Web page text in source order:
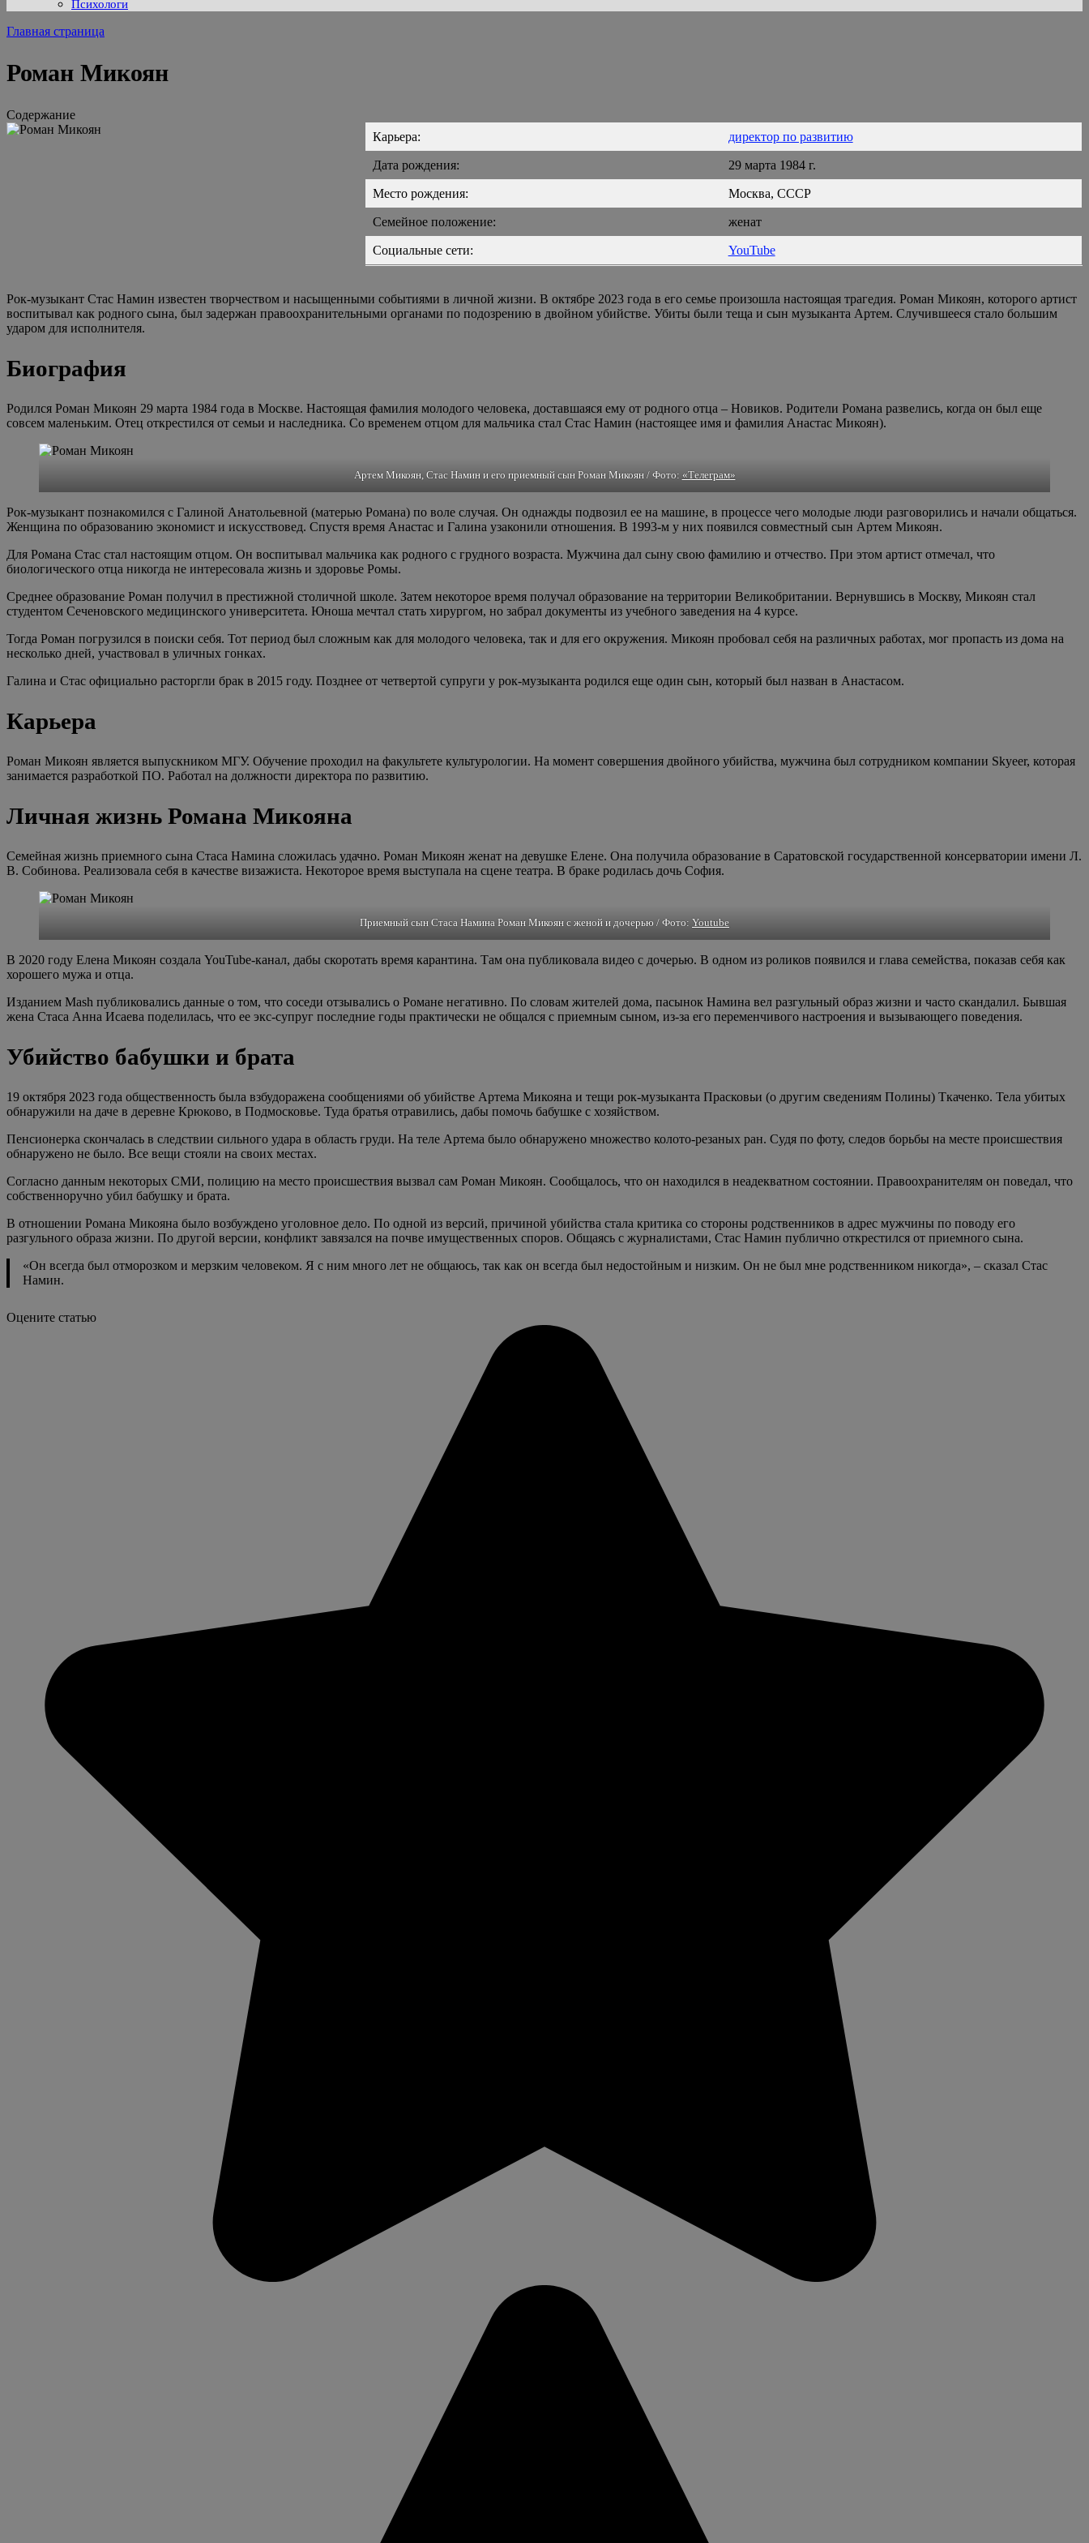
Психологи
Главная страница
Роман Микоян
Содержание
Карьера:
директор по развитию
Дата рождения: 29 марта 1984 г.
Место рождения: Москва, СССР
Семейное положение: женат
Социальные сети: YouTube
Рок-музыкант Стас Намин известен творчеством и насыщенными событиями в личной жизни. В октябре 2023 года в его семье произошла настоящая трагедия. Роман Микоян, которого артист
воспитывал как родного сына, был задержан правоохранительными органами по подозрению в двойном убийстве. Убиты были теща и сын музыканта Артем. Случившееся стало большим
ударом для исполнителя.
Биография
Родился Роман Микоян 29 марта 1984 года в Москве. Настоящая фамилия молодого человека, доставшаяся ему от родного отца – Новиков. Родители Романа развелись, когда он был еще
совсем маленьким. Отец открестился от семьи и наследника. Со временем отцом для мальчика стал Стас Намин (настоящее имя и фамилия Анастас Микоян).
Артем Микоян, Стас Намин и его приемный сын Роман Микоян / Фото: «Телеграм»
Рок-музыкант познакомился с Галиной Анатольевной (матерью Романа) по воле случая. Он однажды подвозил ее на машине, в процессе чего молодые люди разговорились и начали общаться.
Женщина по образованию экономист и искусствовед. Спустя время Анастас и Галина узаконили отношения. В 1993-м у них появился совместный сын Артем Микоян.
Для Романа Стас стал настоящим отцом. Он воспитывал мальчика как родного с грудного возраста. Мужчина дал сыну свою фамилию и отчество. При этом артист отмечал, что
биологического отца никогда не интересовала жизнь и здоровье Ромы.
Среднее образование Роман получил в престижной столичной школе. Затем некоторое время получал образование на территории Великобритании. Вернувшись в Москву, Микоян стал
студентом Сеченовского медицинского университета. Юноша мечтал стать хирургом, но забрал документы из учебного заведения на 4 курсе.
Тогда Роман погрузился в поиски себя. Тот период был сложным как для молодого человека, так и для его окружения. Микоян пробовал себя на различных работах, мог пропасть из дома на
несколько дней, участвовал в уличных гонках.
Галина и Стас официально расторгли брак в 2015 году. Позднее от четвертой супруги у рок-музыканта родился еще один сын, который был назван в Анастасом.
Карьера
Роман Микоян является выпускником МГУ. Обучение проходил на факультете культурологии. На момент совершения двойного убийства, мужчина был сотрудником компании Skyeer, которая
занимается разработкой ПО. Работал на должности директора по развитию.
Личная жизнь Романа Микояна
Семейная жизнь приемного сына Стаса Намина сложилась удачно. Роман Микоян женат на девушке Елене. Она получила образование в Саратовской государственной консерватории имени Л.
В. Собинова. Реализовала себя в качестве визажиста. Некоторое время выступала на сцене театра. В браке родилась дочь София.
Приемный сын Стаса Намина Роман Микоян с женой и дочерью / Фото: Youtube
В 2020 году Елена Микоян создала YouTube-канал, дабы скоротать время карантина. Там она публиковала видео с дочерью. В одном из роликов появился и глава семейства, показав себя как
хорошего мужа и отца.
Изданием Mash публиковались данные о том, что соседи отзывались о Романе негативно. По словам жителей дома, пасынок Намина вел разгульный образ жизни и часто скандалил. Бывшая
жена Стаса Анна Исаева поделилась, что ее экс-супруг последние годы практически не общался с приемным сыном, из-за его переменчивого настроения и вызывающего поведения.
Убийство бабушки и брата
19 октября 2023 года общественность была взбудоражена сообщениями об убийстве Артема Микояна и тещи рок-музыканта Прасковьи (о другим сведениям Полины) Ткаченко. Тела убитых
обнаружили на даче в деревне Крюково, в Подмосковье. Туда братья отравились, дабы помочь бабушке с хозяйством.
Пенсионерка скончалась в следствии сильного удара в область груди. На теле Артема было обнаружено множество колото-резаных ран. Судя по фоту, следов борьбы на месте происшествия
обнаружено не было. Все вещи стояли на своих местах.
Согласно данным некоторых СМИ, полицию на место происшествия вызвал сам Роман Микоян. Сообщалось, что он находился в неадекватном состоянии. Правоохранителям он поведал, что
собственноручно убил бабушку и брата.
В отношении Романа Микояна было возбуждено уголовное дело. По одной из версий, причиной убийства стала критика со стороны родственников в адрес мужчины по поводу его
разгульного образа жизни. По другой версии, конфликт завязался на почве имущественных споров. Общаясь с журналистами, Стас Намин публично открестился от приемного сына.
«Он всегда был отморозком и мерзким человеком. Я с ним много лет не общаюсь, так как он всегда был недостойным и низким. Он не был мне родственником никогда», – сказал Стас
Намин.
Оцените статью